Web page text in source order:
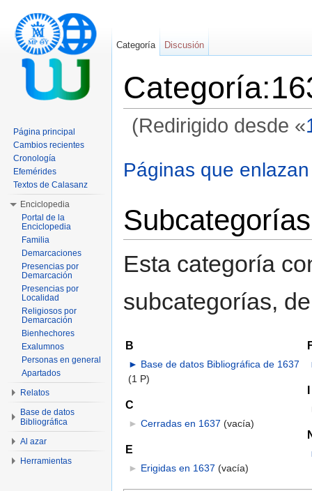
(Redirigido desde «
Páginas que
Subcategorías
Esta categoría
subcategorías,
B
► Base de datos Bibliográfica de 1637
(1 P)
C
► Cerradas en 1637 (vacía)
E
► Erigidas en 1637 (vacía)
I
Categoría Discusión
Página principal
Cambios recientes
Cronología
Efemérides
Textos de Calasanz
Enciclopedia
Portal de la
Enciclopedia
Familia
Demarcaciones
Presencias por
Demarcación
Presencias por
Localidad
Religiosos por
Demarcación
Bienhechores
Exalumnos
Personas en general
Apartados
Relatos
Base de datos
Bibliográfica
Al azar
Herramientas